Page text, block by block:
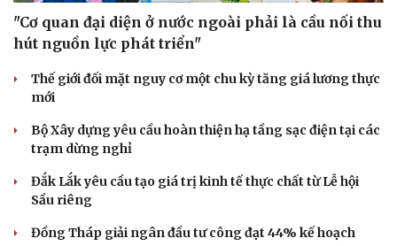
"Cơ quan đại diện ở nước ngoài phải là cầu nối thu
hút nguồn lực phát triển"
Thế giới đối mặt nguy cơ một chu kỳ tăng giá lương thực
mới
Bộ Xây dựng yêu cầu hoàn thiện hạ tầng sạc điện tại các
trạm dừng nghỉ
Đắk Lắk yêu cầu tạo giá trị kinh tế thực chất từ Lễ hội
Sầu riêng
Đồng Tháp giải ngân đầu tư công đạt 44% kế hoạch